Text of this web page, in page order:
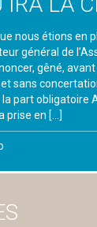
nous étions en
général de
gêné,
sans
part obligatoire
prise en […]